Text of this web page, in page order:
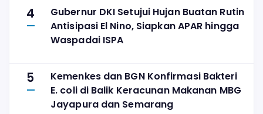
4
Gubernur DKI Setujui Hujan Buatan Rutin
Antisipasi El Nino, Siapkan APAR hingga
Waspadai ISPA
5
Kemenkes dan BGN Konfirmasi Bakteri
E. coli di Balik Keracunan Makanan MBG
Jayapura dan Semarang